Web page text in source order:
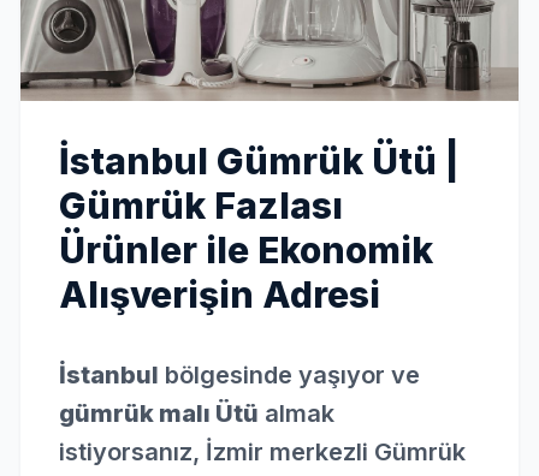
İstanbul Gümrük Ütü |
Gümrük Fazlası
Ürünler ile Ekonomik
Alışverişin Adresi
İstanbul bölgesinde yaşıyor ve
gümrük malı Ütü almak
istiyorsanız, İzmir merkezli Gümrük